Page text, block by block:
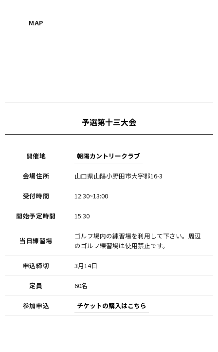
MAP
予選第十三大会
開催地 朝陽カントリークラブ
会場住所 山口県山陽小野田市大字郡16-3
受付時間 12:30~13:00
開始予定時間 15:30
当日練習場
ゴルフ場内の練習場を利用して下さい。周辺
のゴルフ練習場は使用禁止です。
申込締切 3月14日
定員 60名
参加申込 チケットの購入はこちら